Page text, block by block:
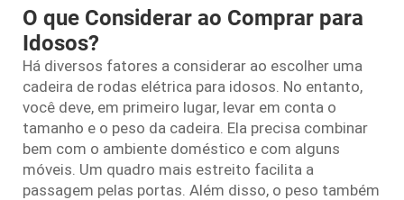
O que Considerar ao Comprar para
Idosos?
Há diversos fatores a considerar ao escolher uma
cadeira de rodas elétrica para idosos. No entanto,
você deve, em primeiro lugar, levar em conta o
tamanho e o peso da cadeira. Ela precisa combinar
bem com o ambiente doméstico e com alguns
móveis. Um quadro mais estreito facilita a
passagem pelas portas. Além disso, o peso também